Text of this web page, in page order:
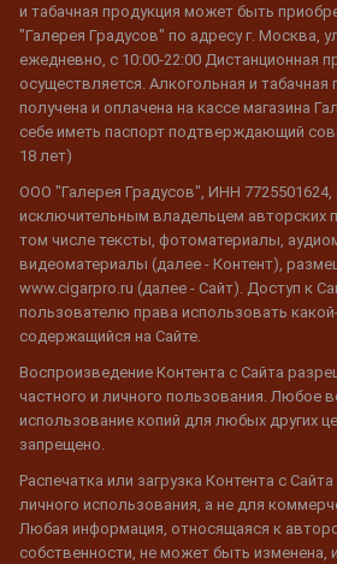
и табачная продукция может быть
"Галерея Градусов" по адресу г. Москва,
ежедневно, с 10:00-22:00 Дистанционная
осуществляется. Алкогольная и
получена и оплачена на кассе магазина
себе иметь паспорт подтверждающий
18 лет)
ООО "Галерея Градусов", ИНН 7725501624,
исключительным владельцем авторских
том числе тексты, фотоматериалы,
видеоматериалы (далее - Контент),
www.cigarpro.ru (далее - Сайт). Доступ к
пользователю права использовать
содержащийся на Сайте.
Воспроизведение Контента с Сайта
частного и личного пользования. Любое
использование копий для любых других
запрещено.
Распечатка или загрузка Контента с
личного использования, а не для
Любая информация, относящаяся к
собственности, не может быть изменена,